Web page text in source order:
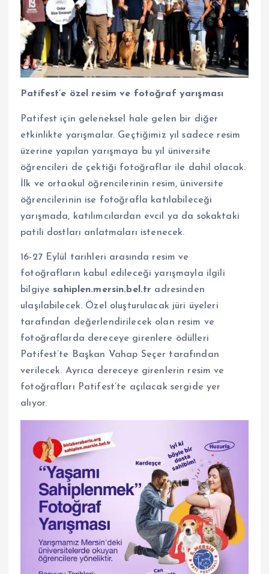
Patifest’e özel resim ve fotoğraf yarışması
Patifest için geleneksel hale gelen bir diğer
etkinlikte yarışmalar. Geçtiğimiz yıl sadece resim
üzerine yapılan yarışmaya bu yıl üniversite
öğrencileri de çektiği fotoğraflar ile dahil olacak.
İlk ve ortaokul öğrencilerinin resim, üniversite
öğrencilerinin ise fotoğrafla katılabileceği
yarışmada, katılımcılardan evcil ya da sokaktaki
patili dostları anlatmaları istenecek.
16-27 Eylül tarihleri arasında resim ve
fotoğrafların kabul edileceği yarışmayla ilgili
bilgiye sahiplen.mersin.bel.tr adresinden
ulaşılabilecek. Özel oluşturulacak jüri üyeleri
tarafından değerlendirilecek olan resim ve
fotoğraflarda dereceye girenlere ödülleri
Patifest’te Başkan Vahap Seçer tarafından
verilecek. Ayrıca dereceye girenlerin resim ve
fotoğrafları Patifest’te açılacak sergide yer
alıyor.